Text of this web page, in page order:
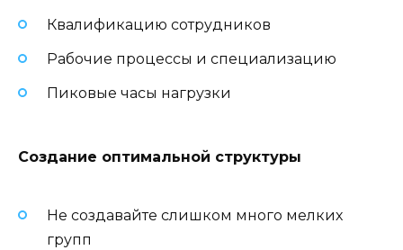
Квалификацию сотрудников
Рабочие процессы и специализацию
Пиковые часы нагрузки
Создание оптимальной структуры
Не создавайте слишком много мелких
групп